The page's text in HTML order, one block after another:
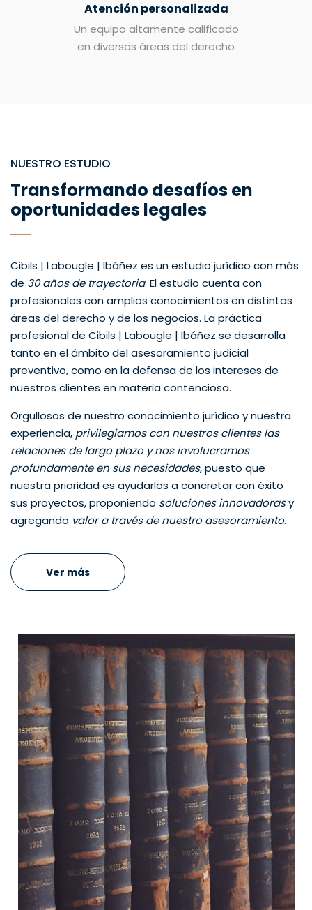
Atención personalizada
Un equipo altamente calificado
en diversas áreas del derecho
NUESTRO ESTUDIO
Transformando desafíos en
oportunidades legales
Cibils | Labougle | Ibáñez es un estudio jurídico con más
de 30 años de trayectoria. El estudio cuenta con
profesionales con amplios conocimientos en distintas
áreas del derecho y de los negocios. La práctica
profesional de Cibils | Labougle | Ibáñez se desarrolla
tanto en el ámbito del asesoramiento judicial
preventivo, como en la defensa de los intereses de
nuestros clientes en materia contenciosa.
Orgullosos de nuestro conocimiento jurídico y nuestra
experiencia, privilegiamos con nuestros clientes las
relaciones de largo plazo y nos involucramos
profundamente en sus necesidades, puesto que
nuestra prioridad es ayudarlos a concretar con éxito
sus proyectos, proponiendo soluciones innovadorasy
agregando valor a través de nuestro asesoramiento.
Ver más